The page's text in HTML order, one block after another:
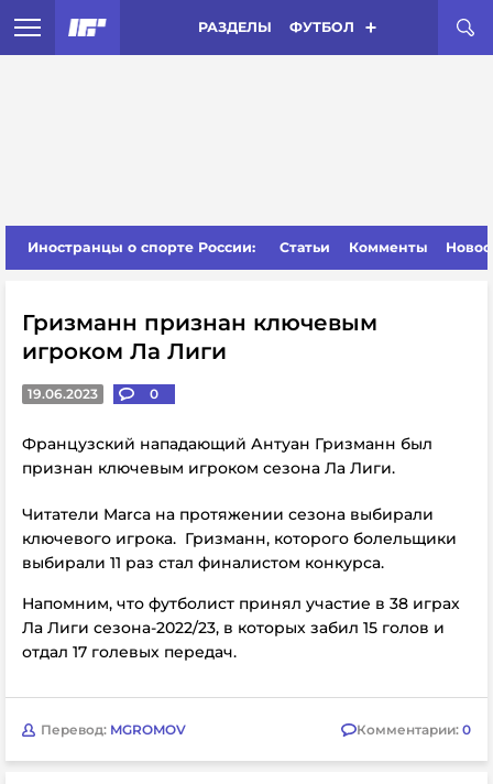
РАЗДЕЛЫ ФУТБОЛ
Иностранцы о спорте России: Статьи Комменты
Гризманн признан ключевым
игроком Ла Лиги
19.06.2023 0
Французский нападающий Антуан Гризманн был
признан ключевым игроком сезона Ла Лиги.
Читатели Marca на протяжении сезона выбирали
ключевого игрока. Гризманн, которого болельщики
выбирали 11 раз стал финалистом конкурса.
Напомним, что футболист принял участие в 38 играх
Ла Лиги сезона-2022/23, в которых забил 15 голов и
отдал 17 голевых передач.
Перевод: MGROMOV Комментарии: 0